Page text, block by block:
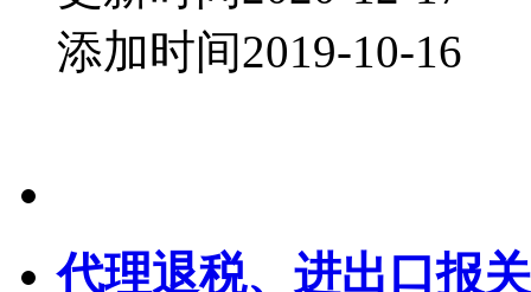
添加时间2019-10-16
代理退税、进出口报